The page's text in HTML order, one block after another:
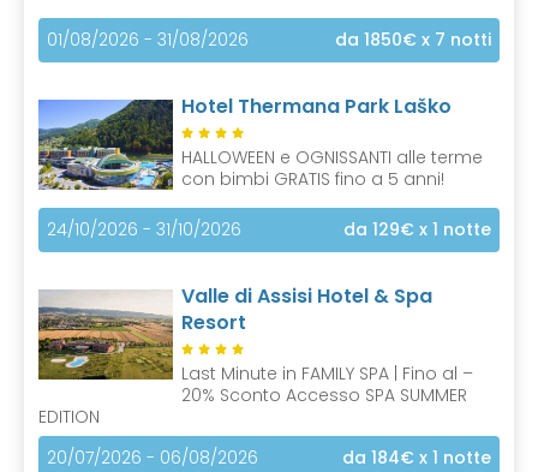
01/08/2026 - 31/08/2026 da 1850€ x 7 notti
Hotel Thermana Park Laško
HALLOWEEN e OGNISSANTI alle terme
con bimbi GRATIS fino a 5 anni!
24/10/2026 - 31/10/2026 da 129€ x 1 notte
Valle di Assisi Hotel & Spa
Resort
Last Minute in FAMILY SPA | Fino al –
20% Sconto Accesso SPA SUMMER
EDITION
20/07/2026 - 06/08/2026
da 184€ x 1 notte